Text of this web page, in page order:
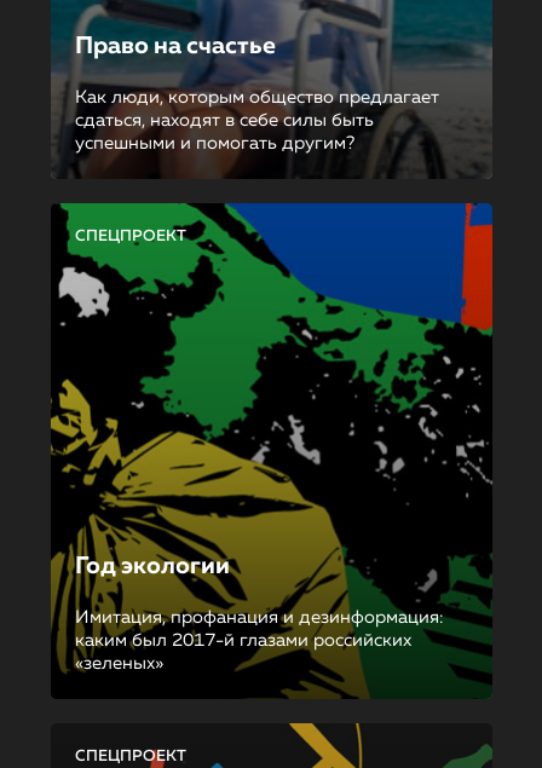
Право на счастье
Как люди, которым общество предлагает
сдаться, находят в себе силы быть
успешными и помогать другим?
СПЕЦПРОЕКТ
Год экологии
Имитация, профанация и дезинформация:
каким был 2017-й глазами российских
«зеленых»
СПЕЦПРОЕКТ